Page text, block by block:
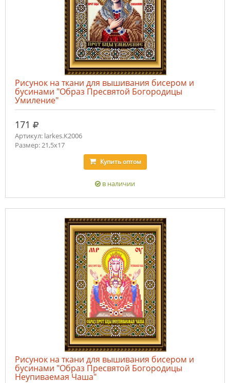
Рисунок на ткани для вышивания бисером и
бусинами "Образ Пресвятой Богородицы
Умиление"
171 руб.
Артикул: larkes.К2006
Размер: 21,5х17
Купитьоптом
в наличии
Рисунок на ткани для вышивания бисером и
бусинами "Образ Пресвятой Богородицы
Неупиваемая Чаша"